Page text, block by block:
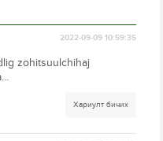
2022-09-09 10:59:35
zohitsuulchihaj
Хариулт бичих